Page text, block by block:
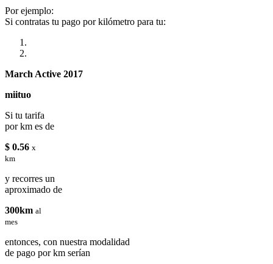
Por ejemplo:
Si contratas tu pago por kilómetro para tu:
March Active 2017
miituo
Si tu tarifa
por km es de
$ 0.56 x
km
y recorres un
aproximado de
300km al
mes
entonces, con nuestra modalidad
de pago por km serían